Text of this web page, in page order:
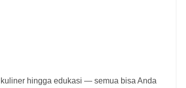
hingga edukasi — semua bisa Anda